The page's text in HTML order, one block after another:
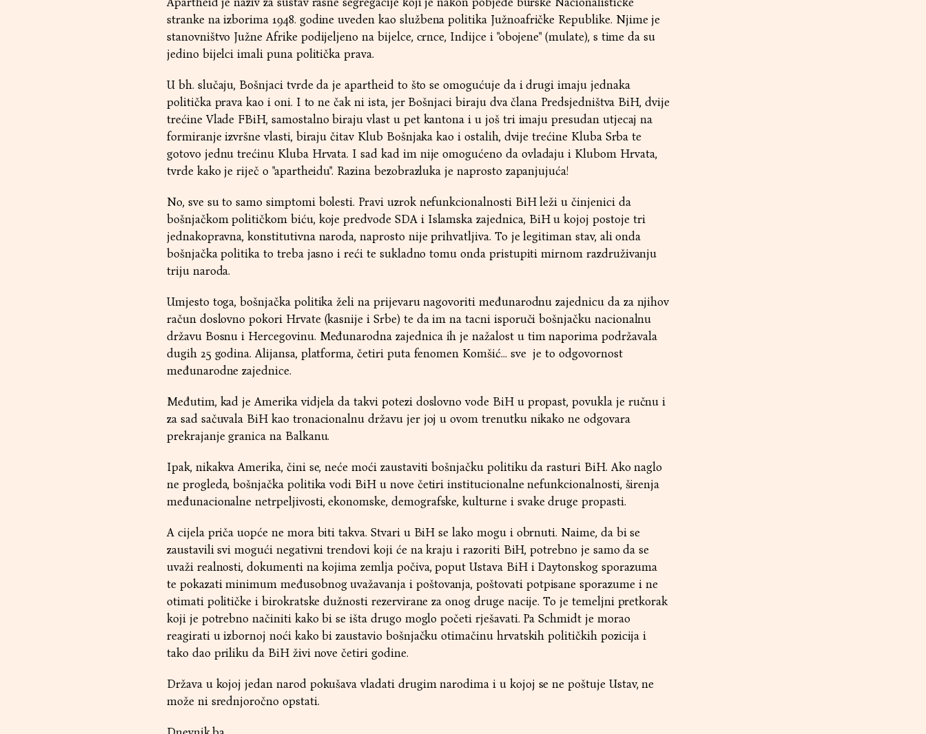
stranke na izborima 1948. godine uveden kao službena politika Južnoafričke Republike. Njime je
stanovništvo Južne Afrike podijeljeno na bijelce, crnce, Indijce i "obojene" (mulate), s time da su
jedino bijelci imali puna politička prava.
U bh. slučaju, Bošnjaci tvrde da je apartheid to što se omogućuje da i drugi imaju jednaka
politička prava kao i oni. I to ne čak ni ista, jer Bošnjaci biraju dva člana Predsjedništva BiH, dvije
trećine Vlade FBiH, samostalno biraju vlast u pet kantona i u još tri imaju presudan utjecaj na
formiranje izvršne vlasti, biraju čitav Klub Bošnjaka kao i ostalih, dvije trećine Kluba Srba te
gotovo jednu trećinu Kluba Hrvata. I sad kad im nije omogućeno da ovladaju i Klubom Hrvata,
tvrde kako je riječ o "apartheidu". Razina bezobrazluka je naprosto zapanjujuća!
No, sve su to samo simptomi bolesti. Pravi uzrok nefunkcionalnosti BiH leži u činjenici da
bošnjačkom političkom biću, koje predvode SDA i Islamska zajednica, BiH u kojoj postoje tri
jednakopravna, konstitutivna naroda, naprosto nije prihvatljiva. To je legitiman stav, ali onda
bošnjačka politika to treba jasno i reći te sukladno tomu onda pristupiti mirnom razdruživanju
triju naroda.
Umjesto toga, bošnjačka politika želi na prijevaru nagovoriti međunarodnu zajednicu da za njihov
račun doslovno pokori Hrvate (kasnije i Srbe) te da im na tacni isporuči bošnjačku nacionalnu
državu Bosnu i Hercegovinu. Međunarodna zajednica ih je nažalost u tim naporima podržavala
dugih 25 godina. Alijansa, platforma, četiri puta fenomen Komšić... sve je to odgovornost
međunarodne zajednice.
Međutim, kad je Amerika vidjela da takvi potezi doslovno vode BiH u propast, povukla je ručnu i
za sad sačuvala BiH kao tronacionalnu državu jer joj u ovom trenutku nikako ne odgovara
prekrajanje granica na Balkanu.
Ipak, nikakva Amerika, čini se, neće moći zaustaviti bošnjačku politiku da rasturi BiH. Ako naglo
ne progleda, bošnjačka politika vodi BiH u nove četiri institucionalne nefunkcionalnosti, širenja
međunacionalne netrpeljivosti, ekonomske, demografske, kulturne i svake druge propasti.
A cijela priča uopće ne mora biti takva. Stvari u BiH se lako mogu i obrnuti. Naime, da bi se
zaustavili svi mogući negativni trendovi koji će na kraju i razoriti BiH, potrebno je samo da se
uvaži realnosti, dokumenti na kojima zemlja počiva, poput Ustava BiH i Daytonskog sporazuma
te pokazati minimum međusobnog uvažavanja i poštovanja, poštovati potpisane sporazume i ne
otimati političke i birokratske dužnosti rezervirane za onog druge nacije. To je temeljni pretkorak
koji je potrebno načiniti kako bi se išta drugo moglo početi rješavati. Pa Schmidt je morao
reagirati u izbornoj noći kako bi zaustavio bošnjačku otimačinu hrvatskih političkih pozicija i
tako dao priliku da BiH živi nove četiri godine.
Država u kojoj jedan narod pokušava vladati drugim narodima i u kojoj se ne poštuje Ustav, ne
može ni srednjoročno opstati.